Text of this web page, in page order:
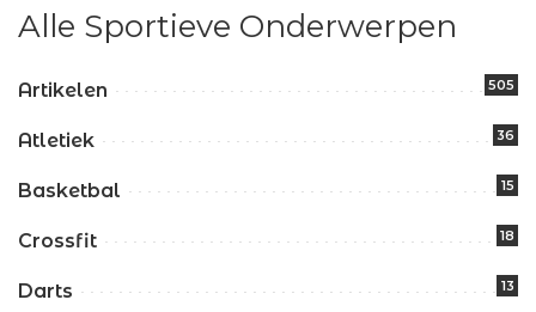
Alle Sportieve Onderwerpen
Artikelen 505
Atletiek 36
Basketbal 15
Crossfit 18
Darts 13